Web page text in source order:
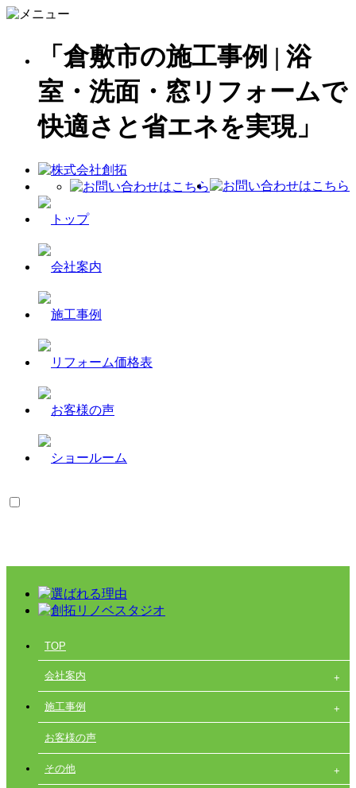
「倉敷市の施工事例 | 浴
室・洗面・窓リフォームで
快適さと省エネを実現」
TOP
会社案内
施工事例
お客様の声
その他